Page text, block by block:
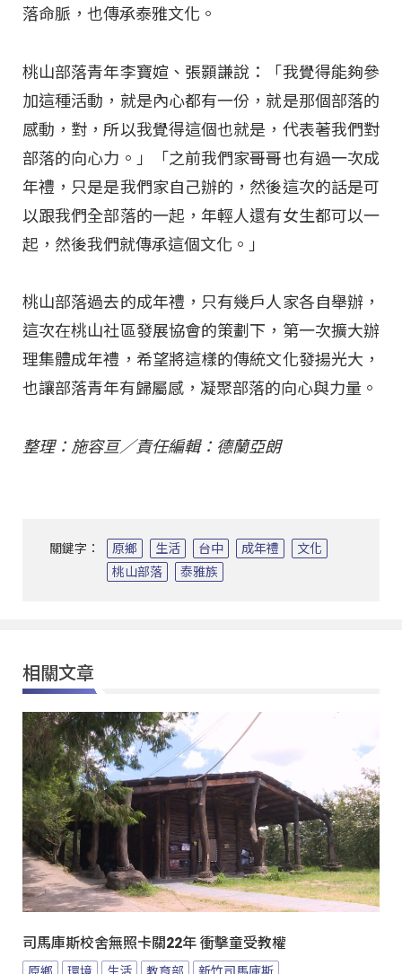
落命脈，也傳承泰雅文化。
桃山部落青年李寶媗、張顥謙說：「我覺得能夠參
加這種活動，就是內心都有一份，就是那個部落的
感動，對，所以我覺得這個也就是，代表著我們對
部落的向心力。」「之前我們家哥哥也有過一次成
年禮，只是是我們家自己辦的，然後這次的話是可
以跟我們全部落的一起，年輕人還有女生都可以一
起，然後我們就傳承這個文化。」
桃山部落過去的成年禮，只有幾戶人家各自舉辦，
這次在桃山社區發展協會的策劃下，第一次擴大辦
理集體成年禮，希望將這樣的傳統文化發揚光大，
也讓部落青年有歸屬感，凝聚部落的向心與力量。
整理：施容亘／責任編輯：德蘭亞朗
關鍵字： 原鄉 生活 台中 成年禮
文化
桃山部落
泰雅族
相關文章
司馬庫斯校舍無照卡關22年 衝擊童受教權